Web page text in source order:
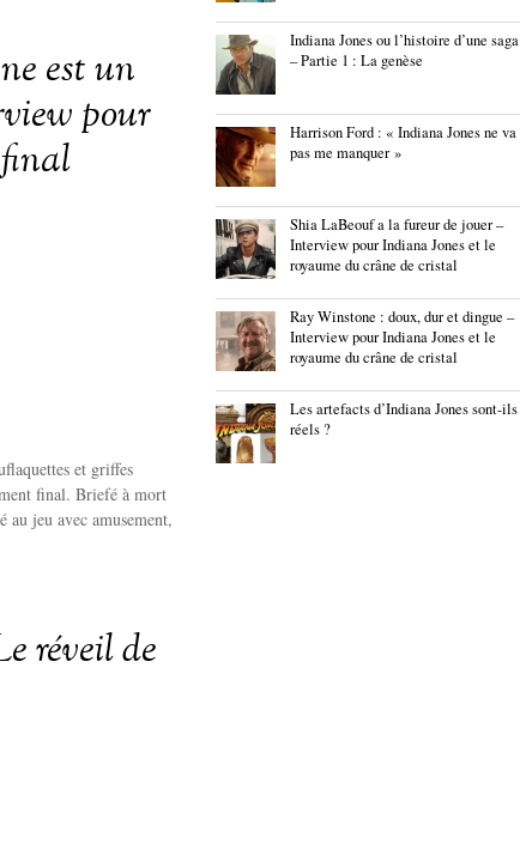
est un
pour
et griffes
final. Briefé à mort
jeu avec amusement,
réveil de
Indiana Jones ou l’histoire d’une saga
– Partie 1 : La genèse
Harrison Ford : « Indiana Jones ne va
pas me manquer »
Shia LaBeouf a la fureur de jouer –
Interview pour Indiana Jones et le
royaume du crâne de cristal
Ray Winstone : doux, dur et dingue –
Interview pour Indiana Jones et le
royaume du crâne de cristal
Les artefacts d’Indiana Jones sont-ils
réels ?